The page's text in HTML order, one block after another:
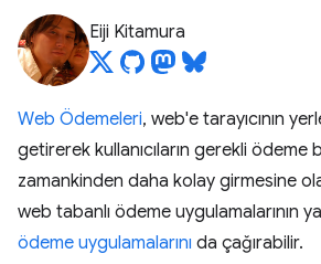
Eiji Kitamura
Web Ödemeleri, web'e tarayıcının
getirerek kullanıcıların gerekli ödeme
zamankinden daha kolay girmesine
web tabanlı ödeme uygulamalarının
ödeme uygulamalarını da çağırabilir.